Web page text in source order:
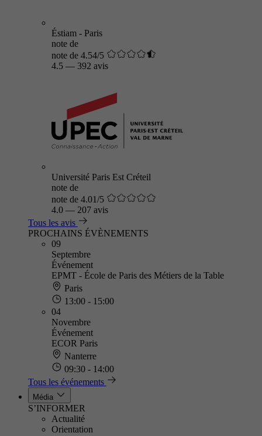
Éstiam - Paris
note de
note de 4.54/5
4.5 — 392 avis
Université Paris Est Créteil
note de
note de 4.01/5
4.0 — 207 avis
Tous les avis
PROCHAINS ÉVÈNEMENTS
09
Septembre
Événement
EPMT - École de Paris des Métiers de la Table
Paris
13:00 - 15:00
04
Novembre
Événement
ECOR Paris
Nanterre
09:30 - 14:00
Tous les événements
Média
S’INFORMER
Actualité
Orientation